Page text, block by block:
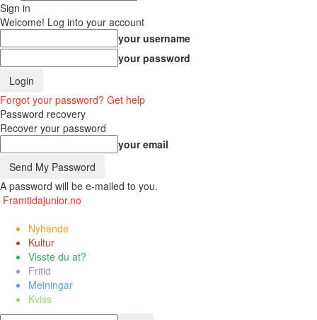
Sign in
Welcome! Log into your account
your username
your password
Forgot your password? Get help
Password recovery
Recover your password
your email
A password will be e-mailed to you.
Framtidajunior.no
Nyhende
Kultur
Visste du at?
Fritid
Meiningar
Kviss